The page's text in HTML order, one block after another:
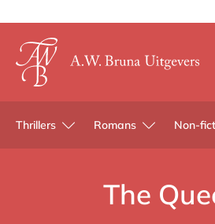
Thrillers Romans Non-
The